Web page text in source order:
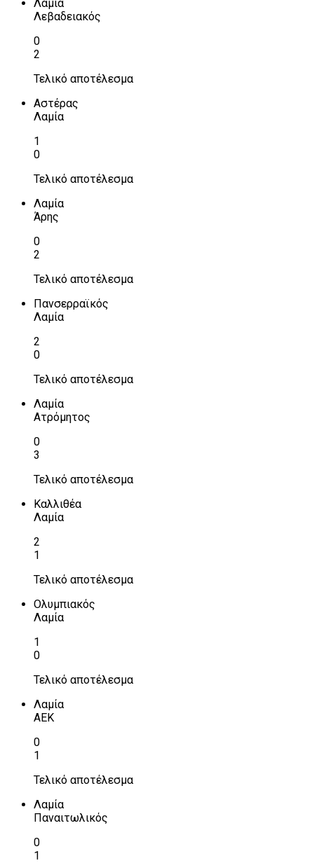
Λαμία
Λεβαδειακός
0
2
Τελικό αποτέλεσμα
Αστέρας
Λαμία
1
0
Τελικό αποτέλεσμα
Λαμία
Άρης
0
2
Τελικό αποτέλεσμα
Πανσερραϊκός
Λαμία
2
0
Τελικό αποτέλεσμα
Λαμία
Ατρόμητος
0
3
Τελικό αποτέλεσμα
Καλλιθέα
Λαμία
2
1
Τελικό αποτέλεσμα
Ολυμπιακός
Λαμία
1
0
Τελικό αποτέλεσμα
Λαμία
ΑΕΚ
0
1
Τελικό αποτέλεσμα
Λαμία
Παναιτωλικός
0
1